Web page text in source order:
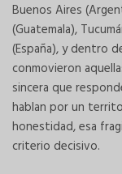
Buenos Aires
(Guatemala),
(España), y dentro
conmovieron
sincera que
hablan por un
honestidad, esa
criterio decisivo.